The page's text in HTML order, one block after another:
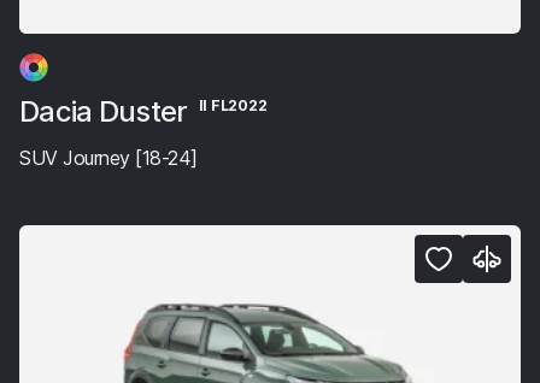
Dacia Duster II FL2022
SUV Journey [18-24]